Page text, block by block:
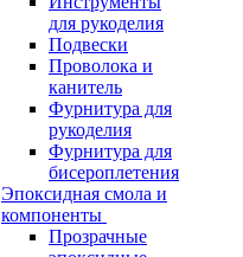
для рукоделия
Подвески
Проволока и
канитель
Фурнитура для
рукоделия
Фурнитура для
бисероплетения
Эпоксидная смола и
компоненты
Прозрачные